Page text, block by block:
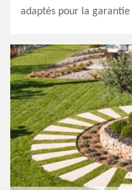
adaptés pour la